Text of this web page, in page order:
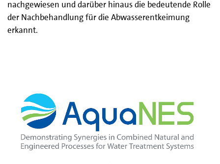
nachgewiesen und darüber hinaus die bedeutende Rolle
der Nachbehandlung für die Abwasserentkeimung
erkannt.